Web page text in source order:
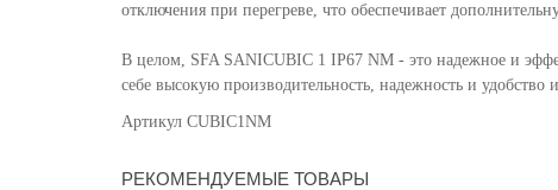
отключения при перегреве, что обеспечивает
В целом, SFA SANICUBIC 1 IP67 NM - это надежное и
себе высокую производительность, надежность и удобство
Артикул CUBIC1NM
РЕКОМЕНДУЕМЫЕ ТОВАРЫ